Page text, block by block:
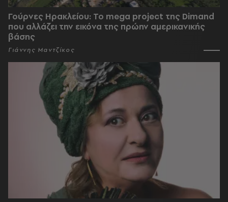
Γούρνες Ηρακλείου: To mega project της Dimand
που αλλάζει την εικόνα της πρώην αμερικανικής
βάσης
Γιάννης Μαντζίκος